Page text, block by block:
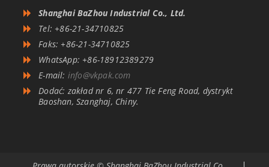
Shanghai BaZhou Industrial Co., Ltd.
Tel: +86-21-34710825
Faks: +86-21-34710825
WhatsApp: +86-18912389279
E-mail: info@vkpak.com
Dodać: zakład nr 6, nr 477 Tie Feng Road, dystrykt
Baoshan, Szanghaj, Chiny.